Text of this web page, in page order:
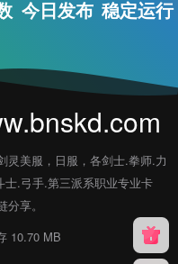
今日发布 稳定运行
灵美服，日服，各剑士.拳师.力
.弓手.第三派系职业专业卡
享。
10.70 MB